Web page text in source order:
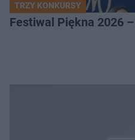
TRZY KONKURSY
Festiwal Piękna 2026